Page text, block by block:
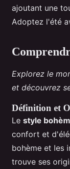
ajoutant une
Adoptez l'été
Explorez le
et découvrez
Définition et
Le style
confort et
bohème et les
trouve ses